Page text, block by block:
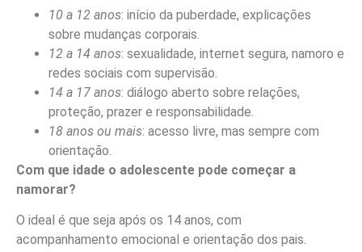
10 a 12 anos: início da puberdade, explicações
sobre mudanças corporais.
12 a 14 anos: sexualidade, internet segura, namoro e
redes sociais com supervisão.
14 a 17 anos: diálogo aberto sobre relações,
proteção, prazer e responsabilidade.
18 anos ou mais: acesso livre, mas sempre com
orientação.
Com que idade o adolescente pode começar a
namorar?
O ideal é que seja após os 14 anos, com
acompanhamento emocional e orientação dos pais.